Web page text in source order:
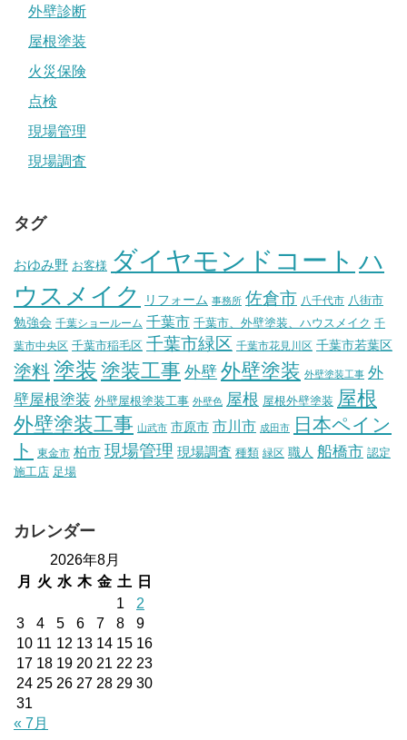
外壁診断
屋根塗装
火災保険
点検
現場管理
現場調査
タグ
おゆみ野 お客様 ダイヤモンドコート ハ
ウスメイク
リフォーム 事務所 佐倉市 八千代市 八街市
勉強会 千葉ショールーム 千葉市 千葉市、外壁塗装、ハウスメイク 千
葉市中央区 千葉市稲毛区 千葉市緑区 千葉市花見川区 千葉市若葉区
塗料塗装 塗装工事 外壁 外壁塗装 外壁塗装工事 外
壁屋根塗装 外壁屋根塗装工事 外壁色 屋根 屋根外壁塗装 屋根
外壁塗装工事 山武市 市原市 市川市 成田市
日本ペイン
ト
東金市 柏市 現場管理 現場調査 種類 緑区 職人 船橋市 認定
施工店 足場
カレンダー
2026年8月
月
火 水 木 金 土
日
1
2
3
4 5 6 7 8
9
10 11 12 13 14 15 16
17 18 19 20 21 22 23
24 25 26 27 28 29 30
31
« 7月